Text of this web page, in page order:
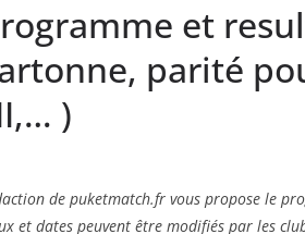
et
parité
)
de puketmatch.fr vous propose le
et dates peuvent être modifiés par les